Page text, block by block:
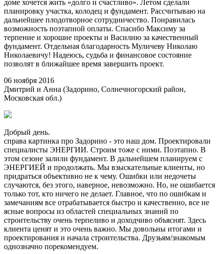
доме хочется жить «долго и счастливо». Летом сделали
планировку участка, колодец и фундамент. Рассчитываю на
дальнейшее плодотворное сотрудничество. Понравилась
возможность поэтапной оплаты. Спасибо Максиму за
терпение и хорошие проекты и Василию за качественный
фундамент. Отдельная благодарность Муличеву Николаю
Николаевичу! Надеюсь, судьба и финансовое состояние
позволят в ближайшее время завершить проект.
06 ноября 2016
Дмитрий и Анна (Задорино, Солнечногорский район,
Московская обл.)
Добрый день.
справа картинка про Задорино - это наш дом. Проектировали
специалисты ЭНЕРГИИ. Строим тоже с ними. Поэтапно. В
этом сезоне залили фундамент. В дальнейшем планируем с
ЭНЕРГИЕЙ и продолжать. Мы взыскательные клиенты, но
придраться объективно не к чему. Ошибки или недочеты
случаются, без этого, наверное, невозможно. Но, не ошибается
только тот, кто ничего не делает. Главное, что по ошибкам и
замечаниям все отрабатывается быстро и качественно, все не
ясные вопросы из областей специальных знаний по
строительству очень терпеливо и доходчиво объяснят. Здесь
клиента ценят и это очень важно. Мы довольны итогами и
проектирования и начала строительства. Друзьям/знакомым
однозначно порекомендуем.